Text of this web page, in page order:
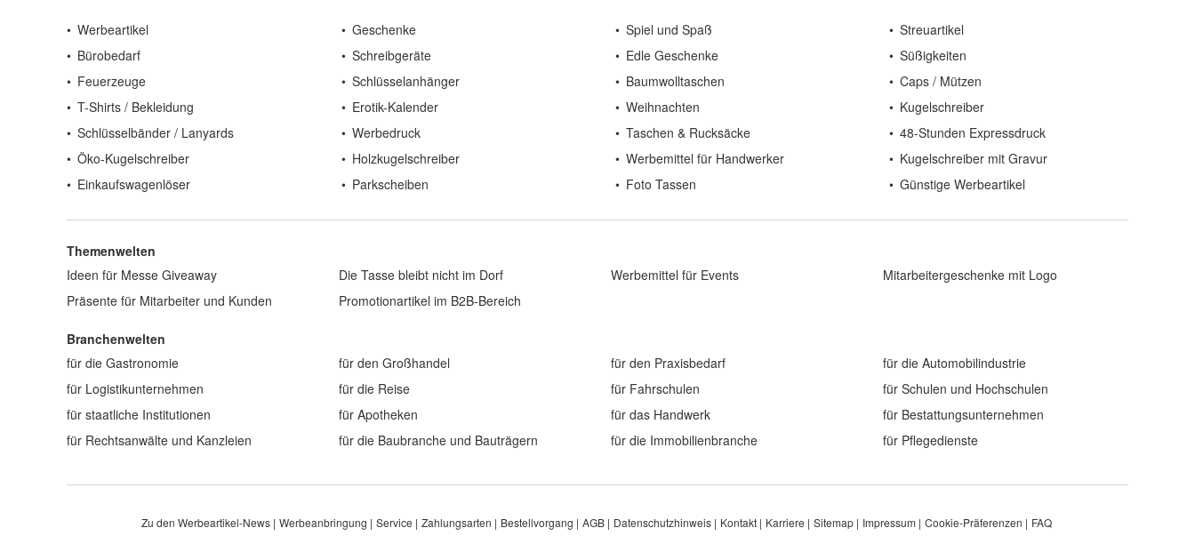
Werbeartikel Geschenke Spiel und Spaß
Streuartikel
Bürobedarf
Schreibgeräte Edle Geschenke
Süßigkeiten
Feuerzeuge
Schlüsselanhänger Baumwolltaschen
Caps / Mützen
T-Shirts / Bekleidung
Erotik-Kalender Weihnachten
Kugelschreiber
Schlüsselbänder / Lanyards
Werbedruck Taschen & Rucksäcke
48-Stunden Expressdruck
Öko-Kugelschreiber
Holzkugelschreiber Werbemittel für Handwerker
Kugelschreiber mit Gravur
Einkaufswagenlöser
Parkscheiben Foto Tassen Günstige Werbeartikel
Themenwelten
Ideen für Messe Giveaway
Die Tasse bleibt nicht im Dorf Werbemittel für Events
Mitarbeitergeschenke mit Logo
Präsente für Mitarbeiter und Kunden
Promotionartikel im B2B-Bereich
Branchenwelten
für die Gastronomie
für den Großhandel für den Praxisbedarf
für die Automobilindustrie
für Logistikunternehmen
für die Reise für Fahrschulen
für Schulen und Hochschulen
für staatliche Institutionen
für Apotheken für das Handwerk
für Bestattungsunternehmen
für Rechtsanwälte und Kanzleien
für die Baubranche und Bauträgern für die Immobilienbranche für Pflegedienste
Zu den Werbeartikel-News Werbeanbringung Service Zahlungsarten Bestellvorgang AGB Datenschutzhinweis Kontakt Karriere Sitemap Impressum Cookie-Präferenzen FAQ